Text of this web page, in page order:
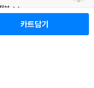
카트담기
보
청소년보호정책